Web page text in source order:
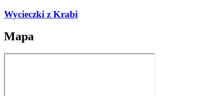
Wycieczki z Krabi
Mapa